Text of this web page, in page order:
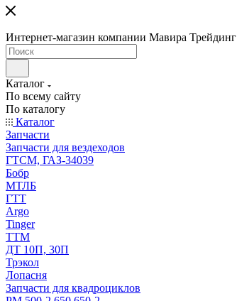
Интернет-магазин компании Мавира Трейдинг
Каталог
По всему сайту
По каталогу
Каталог
Запчасти
Запчасти для вездеходов
ГТСМ, ГАЗ-34039
Бобр
МТЛБ
ГТТ
Argo
Tinger
ТТМ
ДТ 10П, 30П
Трэкол
Лопасня
Запчасти для квадроциклов